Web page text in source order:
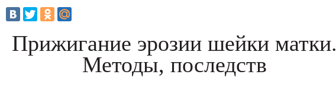
Прижигание эрозии шейки матки.
Методы, последств